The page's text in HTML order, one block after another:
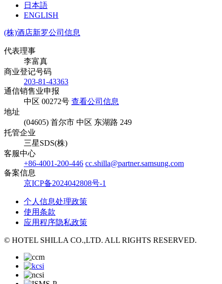
日本語
ENGLISH
(株)酒店新罗公司信息
代表理事
李富真
商业登记号码
203-81-43363
通信销售业申报
中区 00272号 查看公司信息
地址
(04605) 首尔市 中区 东湖路 249
托管企业
三星SDS(株)
客服中心
+86-4001-200-446 cc.shilla@partner.samsung.com
备案信息
京ICP备2024042808号-1
个人信息处理政策
使用条款
应用程序隐私政策
© HOTEL SHILLA CO.,LTD. ALL RIGHTS RESERVED.